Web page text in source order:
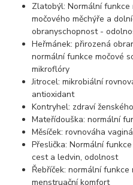
Zlatobýl: Normální funkce
močového měchýře a
obranyschopnost -
Heřmánek: přirozená
normální funkce močové
mikroflóry
Jitrocel: mikrobiální
antioxidant
Kontryhel: zdraví
Mateřídouška: normální
Měsíček: rovnováha
Přeslička: Normální
cest a ledvin, odolnost
Řebříček: normální
menstruační komfort